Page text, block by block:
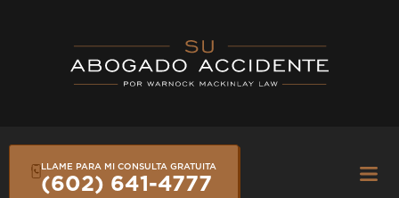
LLAME PARA MI CONSULTA GRATUITA
(602) 641-4777